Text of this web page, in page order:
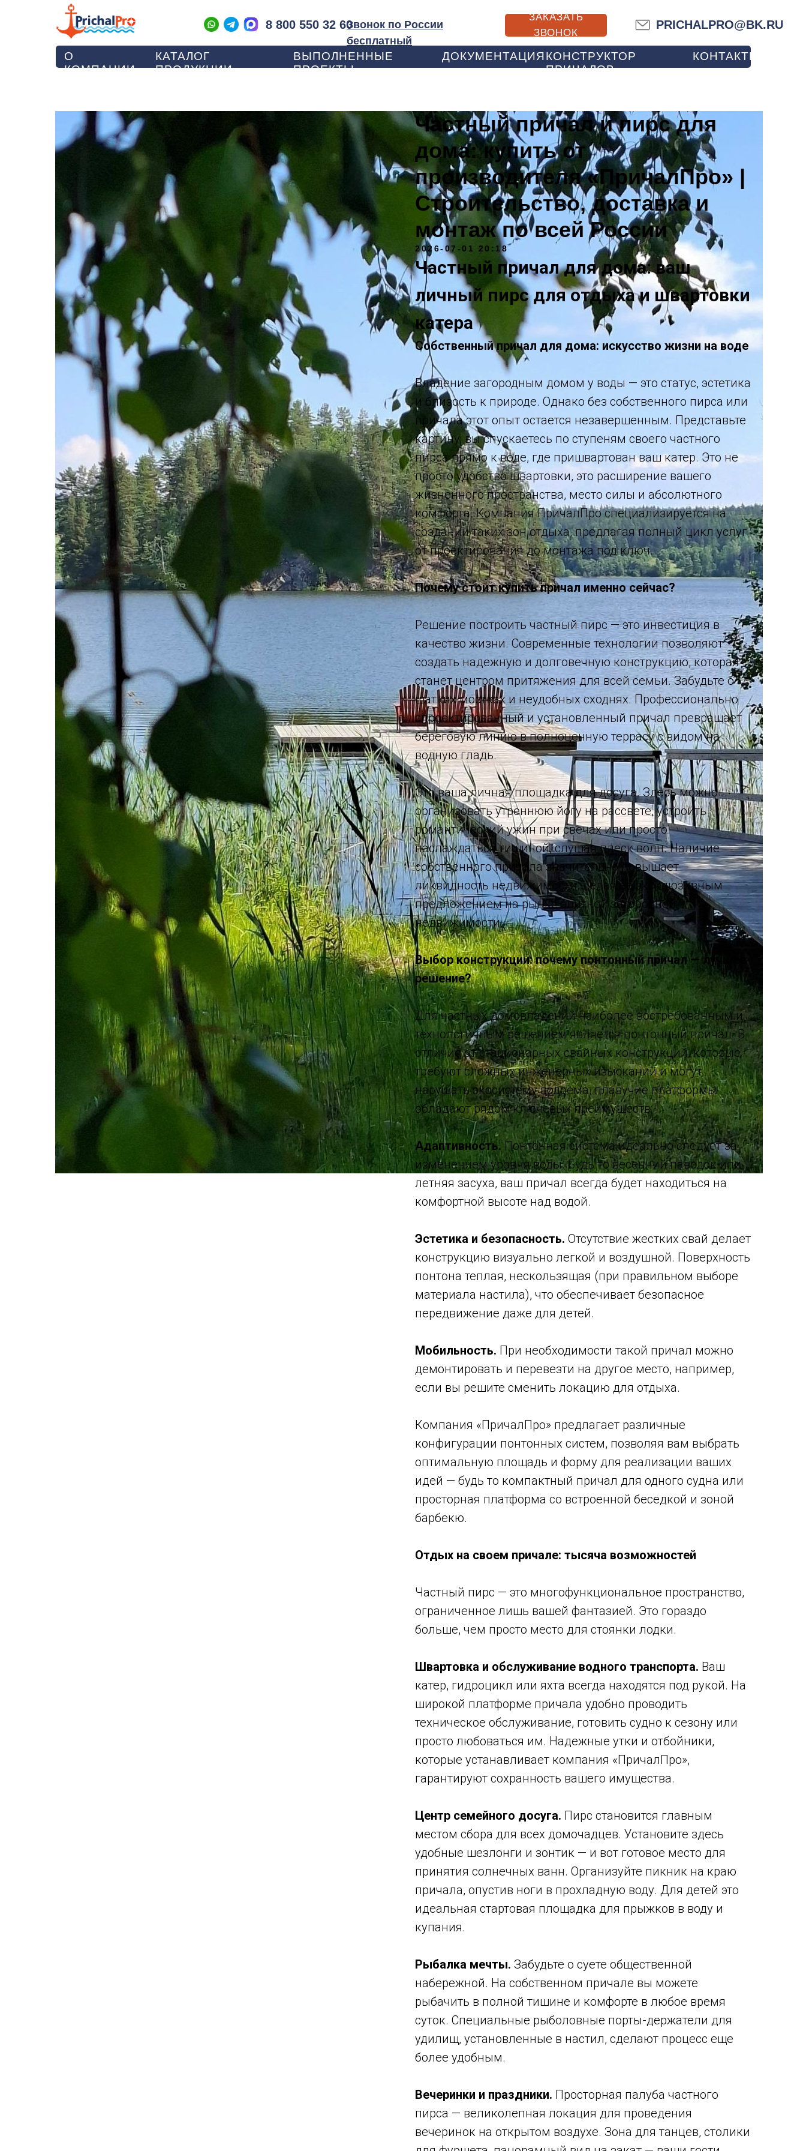
КОНСТРУКТОР
ПРИЧАЛОВ
КОНТАКТЫ
ДОКУМЕНТАЦИЯ
ВЫПОЛНЕННЫЕ
ПРОЕКТЫ
О
КОМПАНИИ
КАТАЛОГ
ПРОДУКЦИИ
PRICHALPRO@BK.RU
ЗАКАЗАТЬ
ЗВОНОК
8 800 550 32 60Звонок по России
бесплатный
Частный причал и пирс для
дома: купить от
производителя «ПричалПро» |
Строительство, доставка и
монтаж по всей России
2026-07-01 20:18
Частный причал для дома: ваш
личный пирс для отдыха и швартовки
катера
Собственный причал для дома: искусство жизни на воде
Владение загородным домом у воды — это статус, эстетика
и близость к природе. Однако без собственного пирса или
причала этот опыт остается незавершенным. Представьте
картину: вы спускаетесь по ступеням своего частного
пирса прямо к воде, где пришвартован ваш катер. Это не
просто удобство швартовки, это расширение вашего
жизненного пространства, место силы и абсолютного
комфорта. Компания ПричалПро специализируется на
создании таких зон отдыха, предлагая полный цикл услуг
от проектирования до монтажа под ключ.
Почему стоит купить причал именно сейчас?
Решение построить частный пирс — это инвестиция в
качество жизни. Современные технологии позволяют
создать надежную и долговечную конструкцию, которая
станет центром притяжения для всей семьи. Забудьте о
шатких мостках и неудобных сходнях. Профессионально
спроектированный и установленный причал превращает
береговую линию в полноценную террасу с видом на
водную гладь.
Это ваша личная площадка для досуга. Здесь можно
организовать утреннюю йогу на рассвете, устроить
романтический ужин при свечах или просто
наслаждаться тишиной, слушая плеск волн. Наличие
собственного причала значительно повышает
ликвидность недвижимости, делая её эксклюзивным
предложением на рынке элитной загородной
недвижимости.
Выбор конструкции: почему понтонный причал — лучшее
решение?
Для частных домовладений наиболее востребованным и
технологичным решением является понтонный причал. В
отличие от стационарных свайных конструкций, которые
требуют сложных инженерных изысканий и могут
нарушать экосистему водоема, плавучие платформы
обладают рядом ключевых преимуществ:
Адаптивность. Понтонная система идеально следует за
изменением уровня воды. Будь то весенний паводок или
летняя засуха, ваш причал всегда будет находиться на
комфортной высоте над водой.
Эстетика и безопасность. Отсутствие жестких свай делает
конструкцию визуально легкой и воздушной. Поверхность
понтона теплая, нескользящая (при правильном выборе
материала настила), что обеспечивает безопасное
передвижение даже для детей.
Мобильность. При необходимости такой причал можно
демонтировать и перевезти на другое место, например,
если вы решите сменить локацию для отдыха.
Компания «ПричалПро» предлагает различные
конфигурации понтонных систем, позволяя вам выбрать
оптимальную площадь и форму для реализации ваших
идей — будь то компактный причал для одного судна или
просторная платформа со встроенной беседкой и зоной
барбекю.
Отдых на своем причале: тысяча возможностей
Частный пирс — это многофункциональное пространство,
ограниченное лишь вашей фантазией. Это гораздо
больше, чем просто место для стоянки лодки.
Швартовка и обслуживание водного транспорта. Ваш
катер, гидроцикл или яхта всегда находятся под рукой. На
широкой платформе причала удобно проводить
техническое обслуживание, готовить судно к сезону или
просто любоваться им. Надежные утки и отбойники,
которые устанавливает компания «ПричалПро»,
гарантируют сохранность вашего имущества.
Центр семейного досуга. Пирс становится главным
местом сбора для всех домочадцев. Установите здесь
удобные шезлонги и зонтик — и вот готовое место для
принятия солнечных ванн. Организуйте пикник на краю
причала, опустив ноги в прохладную воду. Для детей это
идеальная стартовая площадка для прыжков в воду и
купания.
Рыбалка мечты. Забудьте о суете общественной
набережной. На собственном причале вы можете
рыбачить в полной тишине и комфорте в любое время
суток. Специальные рыболовные порты-держатели для
удилищ, установленные в настил, сделают процесс еще
более удобным.
Вечеринки и праздники. Просторная палуба частного
пирса — великолепная локация для проведения
вечеринок на открытом воздухе. Зона для танцев, столики